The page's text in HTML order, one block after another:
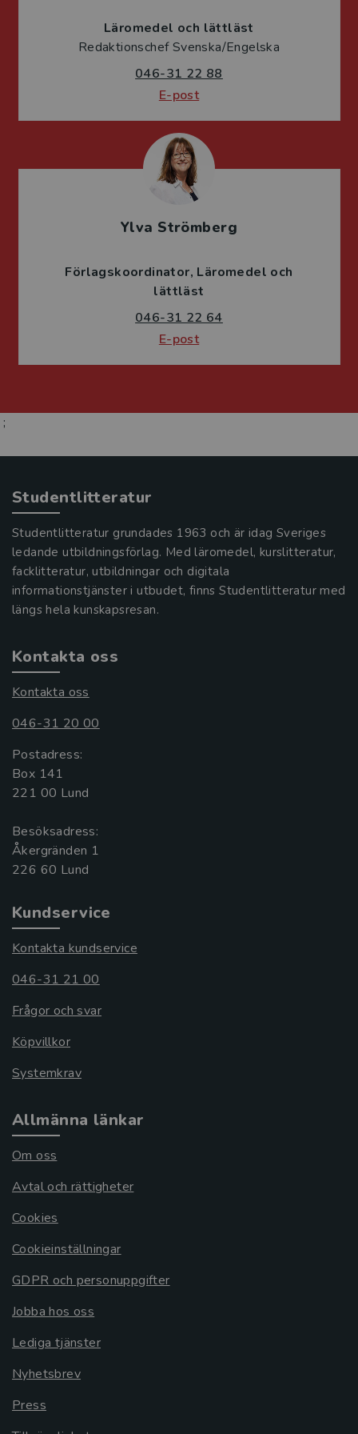
Läromedel och lättläst
Redaktionschef Svenska/Engelska
046-31 22 88
E-post
Ylva Strömberg
Förlagskoordinator Läromedel och
lättläst
046-31 22 64
E-post
;
Studentlitteratur
Studentlitteratur grundades 1963 och är idag Sveriges
ledande utbildningsförlag. Med läromedel, kurslitteratur,
facklitteratur, utbildningar och digitala
informationstjänster i utbudet, finns Studentlitteratur med
längs hela kunskapsresan.
Kontakta oss
Kontakta oss
046-31 20 00
Postadress:
Box 141
221 00 Lund
Besöksadress:
Åkergränden 1
Kundservice
Kontakta kundservice
046-31 21 00
Frågor och svar
Köpvillkor
Systemkrav
Allmänna länkar
Om oss
Avtal och rättigheter
Cookies
Cookieinställningar
GDPR och personuppgifter
Jobba hos oss
Lediga tjänster
Nyhetsbrev
Press